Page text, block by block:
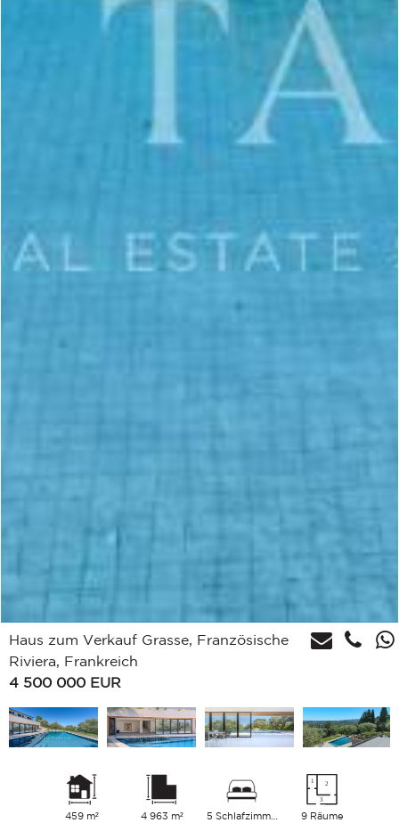
Haus zum Verkauf Grasse, Französische
Riviera, Frankreich
4 500 000 EUR
459 m² 4 963 m² 5 Schlafzimmer 9 Räume